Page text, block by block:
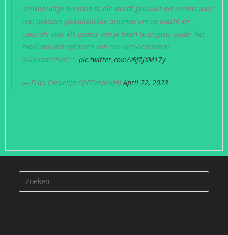
denkbeeldige boeman is, die wordt gebruikt als excuus voor
niet-gekozen globalistische organen om de macht en
controle over elk aspect van je leven te grijpen, onder het
mom van het oplossen van een niet-bestaande
“klimaatcrisis”. “. pic.twitter.com/vBf7jXM17y
— Frits Corpelijn (@FCorpelijn) April 22, 2023